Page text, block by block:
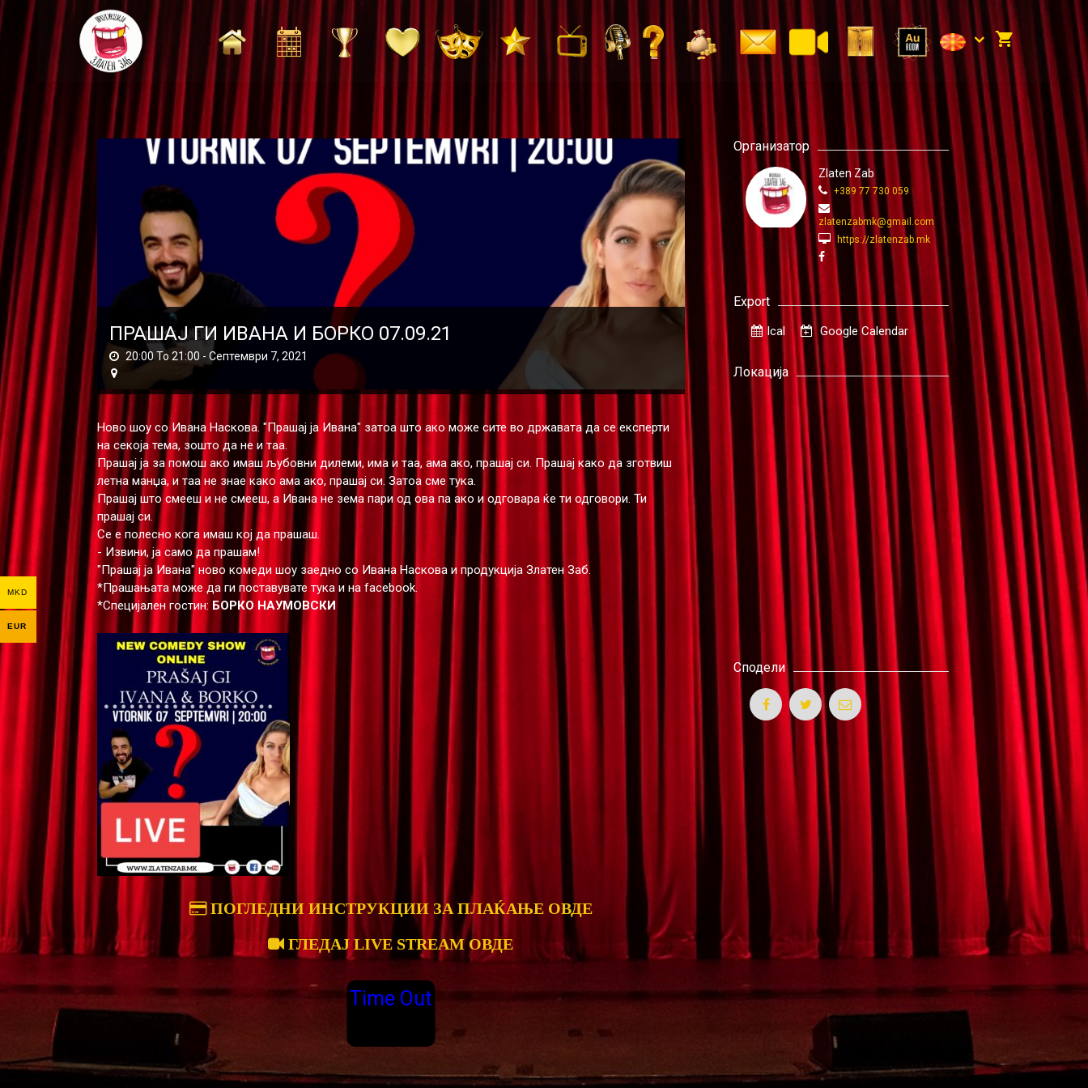
Skip
to
content
ПРАШАЈ ГИ ИВАНА И БОРКО 07.09.21
20:00 To 21:00 - Септември 7, 2021
Ново шоу со Ивана Наскова. "Прашај ја Ивана" затоа што ако може сите во државата да се експерти
на секоја тема, зошто да не и таа.
Прашај ја за помош ако имаш љубовни дилеми, има и таа, ама ако, прашај си. Прашај како да зготвиш
летна манџа, и таа не знае како ама ако, прашај си. Затоа сме тука.
Прашај што смееш и не смееш, а Ивана не зема пари од ова па ако и одговара ќе ти одговори. Ти
прашај си.
Се е полесно кога имаш кој да прашаш.
- Извини, ја само да прашам!
"Прашај ја Ивана" ново комеди шоу заедно со Ивана Наскова и продукција Златен Заб.
*Прашањата може да ги поставувате тука и на facebook.
*Специјален гостин: БОРКО НАУМОВСКИ
ПОГЛЕДНИ ИНСТРУКЦИИ ЗА ПЛАЌАЊЕ ОВДЕ
ГЛЕДАЈ LIVE STREAM ОВДЕ
Time Out
Организатор
Zlaten Zab
+389 77 730 059
zlatenzabmk@gmail.com
https://zlatenzab.mk
Export
Ical Google Calendar
Локација
Сподели
MKD
EUR